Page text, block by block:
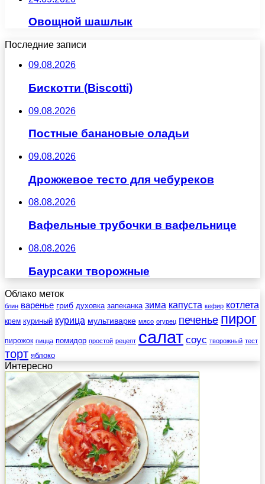
Овощной шашлык
Последние записи
09.08.2026
Бискотти (Biscotti)
09.08.2026
Постные банановые оладьи
09.08.2026
Дрожжевое тесто для чебуреков
08.08.2026
Вафельные трубочки в вафельнице
08.08.2026
Баурсаки творожные
Облако меток
блин варенье гриб духовка запеканка зима капуста кефир котлета
крем куриный курица мультиварке мясо огурец печенье пирог
пирожок пицца помидор простой рецепт салат соус творожный тест
торт яблоко
Интересно